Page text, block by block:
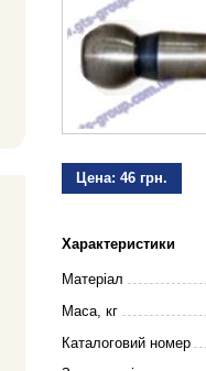
Цена: 46 грн.
Характеристики
Матеріал
Маса, кг
Каталоговий номер